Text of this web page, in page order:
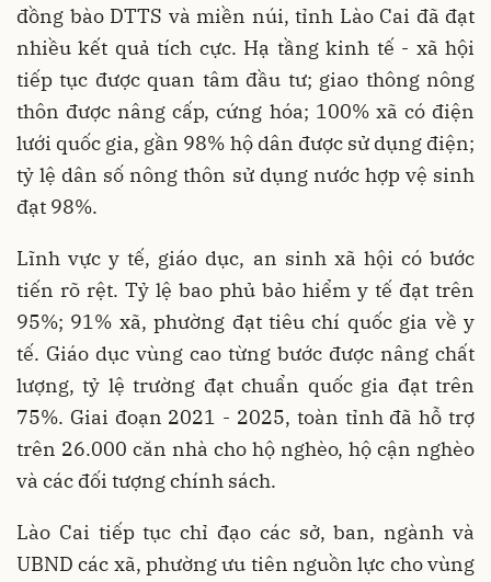
đồng bào DTTS và miền núi, tỉnh Lào Cai đã đạt
nhiều kết quả tích cực. Hạ tầng kinh tế - xã hội
tiếp tục được quan tâm đầu tư; giao thông nông
thôn được nâng cấp, cứng hóa; 100% xã có điện
lưới quốc gia, gần 98% hộ dân được sử dụng điện;
tỷ lệ dân số nông thôn sử dụng nước hợp vệ sinh
đạt 98%.
Lĩnh vực y tế, giáo dục, an sinh xã hội có bước
tiến rõ rệt. Tỷ lệ bao phủ bảo hiểm y tế đạt trên
95%; 91% xã, phường đạt tiêu chí quốc gia về y
tế. Giáo dục vùng cao từng bước được nâng chất
lượng, tỷ lệ trường đạt chuẩn quốc gia đạt trên
75%. Giai đoạn 2021 - 2025, toàn tỉnh đã hỗ trợ
trên 26.000 căn nhà cho hộ nghèo, hộ cận nghèo
và các đối tượng chính sách.
Lào Cai tiếp tục chỉ đạo các sở, ban, ngành và
UBND các xã, phường ưu tiên nguồn lực cho vùng